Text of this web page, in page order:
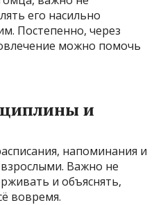
его насильно
Постепенно, через
можно помочь
и
напоминания и
Важно не
и объяснять,
вовремя.